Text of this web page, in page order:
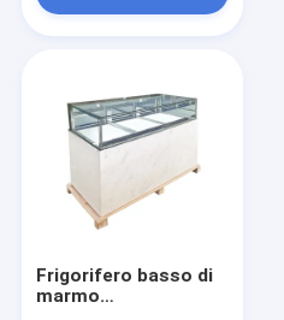
Frigorifero basso di
marmo